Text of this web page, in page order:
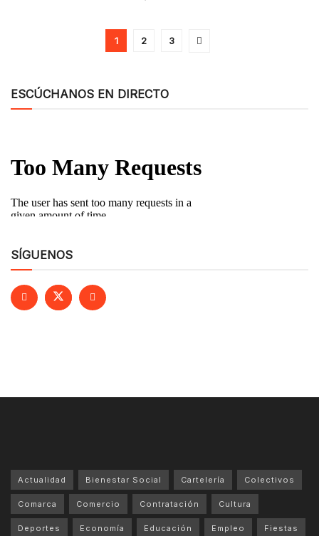
1 2 3
ESCÚCHANOS EN DIRECTO
SÍGUENOS
Actualidad Bienestar Social Cartelería Colectivos
Comarca Comercio Contratación Cultura
Deportes Economía Educación Empleo Fiestas